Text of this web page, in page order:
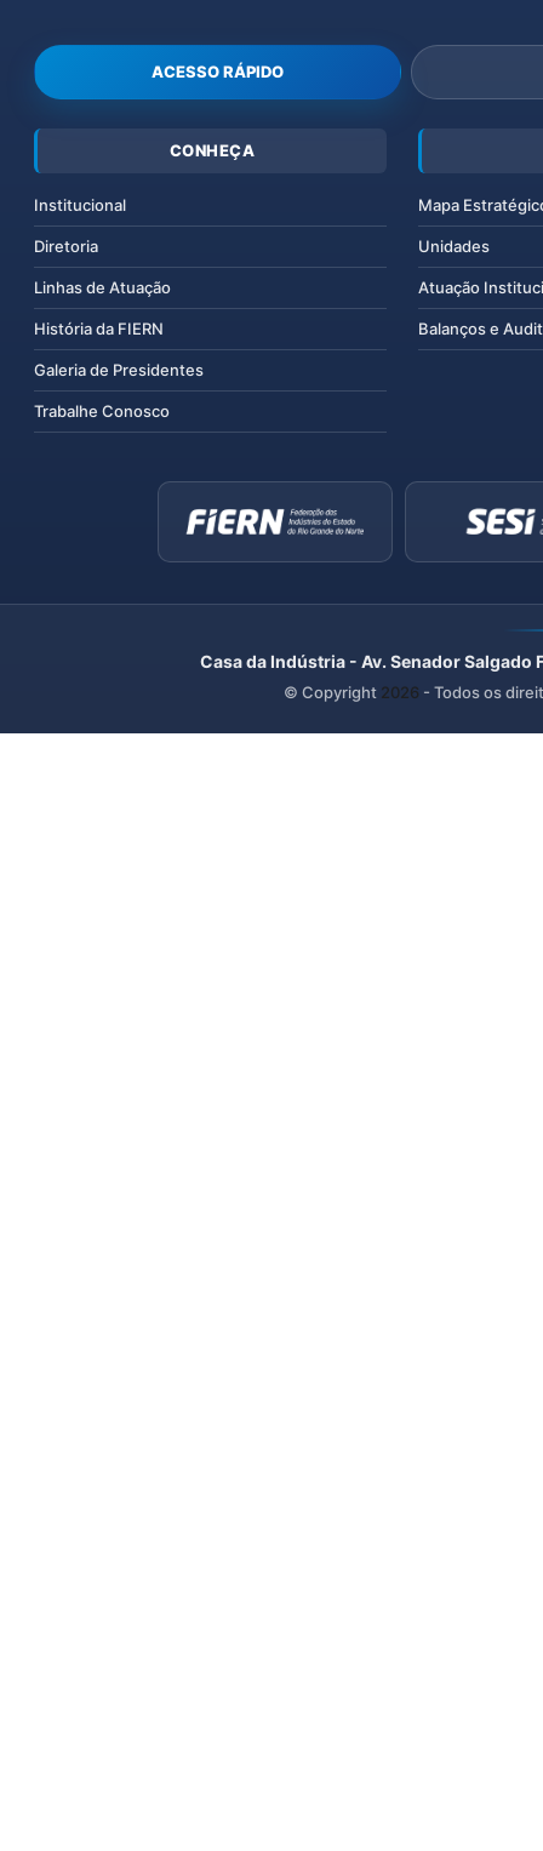
ACESSO RÁPIDO
CONHEÇA
Institucional
Diretoria
Linhas de Atuação
História da FIERN
Galeria de Presidentes
Trabalhe Conosco
Mapa
Unidades
Atuação
Balanços e
Casa da Indústria - Av. Senador
© Copyright 2026 - Todos os